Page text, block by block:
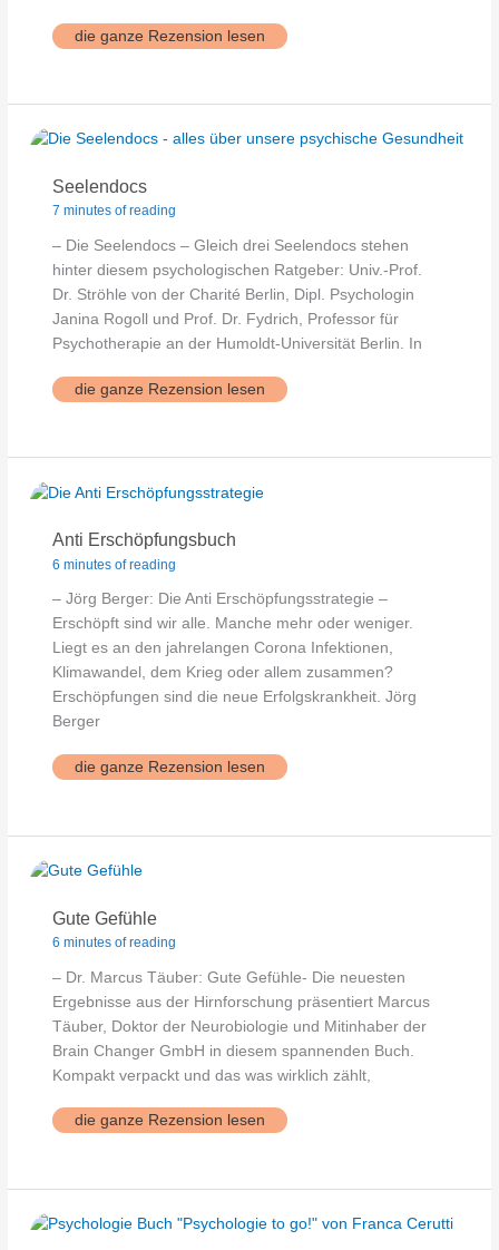
Das
Ende
die ganze Rezension lesen
Seelendocs
7 minutes of reading
– Die Seelendocs – Gleich drei Seelendocs stehen
hinter diesem psychologischen Ratgeber: Univ.-Prof.
Dr. Ströhle von der Charité Berlin, Dipl. Psychologin
Janina Rogoll und Prof. Dr. Fydrich, Professor für
Psychotherapie an der Humoldt-Universität Berlin. In
Seelendocs
die ganze Rezension lesen
Anti Erschöpfungsbuch
6 minutes of reading
– Jörg Berger: Die Anti Erschöpfungsstrategie –
Erschöpft sind wir alle. Manche mehr oder weniger.
Liegt es an den jahrelangen Corona Infektionen,
Klimawandel, dem Krieg oder allem zusammen?
Erschöpfungen sind die neue Erfolgskrankheit. Jörg
Berger
Anti
Erschöpfungsbuch
die ganze Rezension lesen
Gute Gefühle
6 minutes of reading
– Dr. Marcus Täuber: Gute Gefühle- Die neuesten
Ergebnisse aus der Hirnforschung präsentiert Marcus
Täuber, Doktor der Neurobiologie und Mitinhaber der
Brain Changer GmbH in diesem spannenden Buch.
Kompakt verpackt und das was wirklich zählt,
Gute
Gefühle
die ganze Rezension lesen